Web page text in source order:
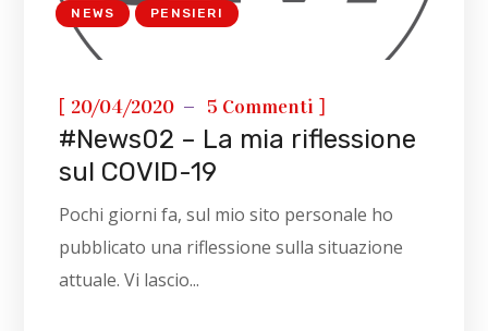
NEWS PENSIERI
[ 20/04/2020 5 Commenti ]
#News02 – La mia riflessione
sul COVID-19
Pochi giorni fa, sul mio sito personale ho
pubblicato una riflessione sulla situazione
attuale. Vi lascio...